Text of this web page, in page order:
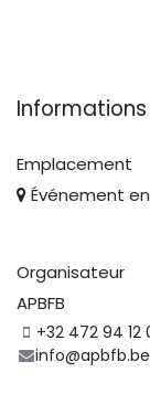
Emplacement
Événement
Organisateur
APBFB
+32 472 94 12
info@apbfb.be